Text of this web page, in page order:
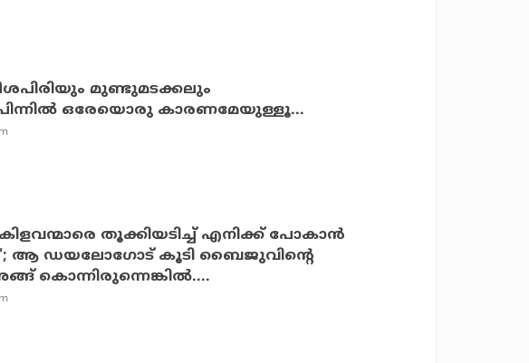
മുണ്ടുമടക്കലും
ഒരേയൊരു കാരണമേയുള്ളൂ...
തൂക്കിയടിച്ച് എനിക്ക് പോകാൻ
ആ ഡയലോഗോട് കൂടി ബൈജുവിന്റെ
കൊന്നിരുന്നെങ്കിൽ....